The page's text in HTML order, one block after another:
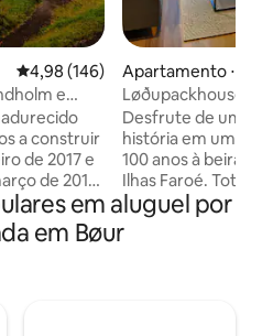
4,98 de uma avaliação média de
4,98 (146)
e
a construir
de 2017 e
de 2018
agradáveis
portanto,
antigo
Apartamento ⋅
Løðupackhouse -
Piso Superior
Desfrute de uma
história em um
100 anos à beira-
Ilhas Faroé. Totalmente reformada em
2019, a LPH
comodidades
em aluguel por
em Bøur